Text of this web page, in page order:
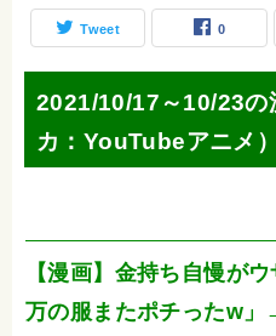
Tweet 0
2021/10/17～10/23の
カ：YouTubeアニメ）
【漫画】金持ち自慢が
万の服またポチったw